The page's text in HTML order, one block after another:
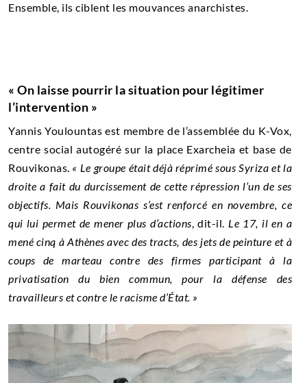
Ensemble, ils ciblent les mouvances anarchistes.
« On laisse pourrir la situation pour légitimer
l’intervention »
Yannis Youlountas est membre de l’assemblée du K-Vox,
centre social autogéré sur la place Exarcheia et base de
Rouvikonas. « Le groupe était déjà réprimé sous Syriza et la
droite a fait du durcissement de cette répression l’un de ses
objectifs. Mais Rouvikonas s’est renforcé en novembre, ce
qui lui permet de mener plus d’actions , dit-il. Le 17, il en a
mené cinq à Athènes avec des tracts, des jets de peinture et à
coups de marteau contre des firmes participant à la
privatisation du bien commun, pour la défense des
travailleurs et contre le racisme d’État. »